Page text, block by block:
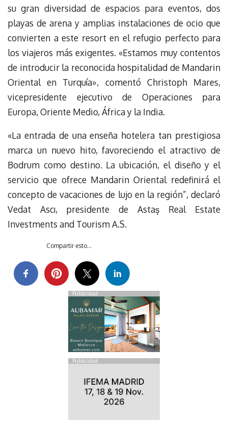
su gran diversidad de espacios para eventos, dos
playas de arena y amplias instalaciones de ocio que
convierten a este resort en el refugio perfecto para
los viajeros más exigentes. «Estamos muy contentos
de introducir la reconocida hospitalidad de Mandarin
Oriental en Turquía», comentó Christoph Mares,
vicepresidente ejecutivo de Operaciones para
Europa, Oriente Medio, África y la India.
«La entrada de una enseña hotelera tan prestigiosa
marca un nuevo hito, favoreciendo el atractivo de
Bodrum como destino. La ubicación, el diseño y el
servicio que ofrece Mandarin Oriental redefinirá el
concepto de vacaciones de lujo en la región”, declaró
Vedat Ascı, presidente de Astaş Real Estate
Investments and Tourism A.S.
Compartir esto...
Publicidad
Publicidad